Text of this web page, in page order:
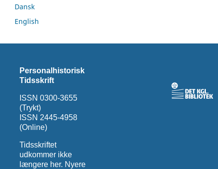
Dansk
English
Personalhistorisk
Tidsskrift
ISSN 0300-3655
(Trykt)
ISSN 2445-4958
(Online)
Tidsskriftet
udkommer ikke
længere her. Nyere